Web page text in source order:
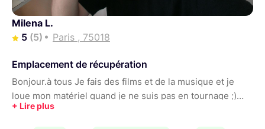
Milena L.
5 (5) Paris , 75018
Emplacement de récupération
Bonjour.à tous Je fais des films et de la musique et je
loue mon matériel quand je ne suis pas en tournage ;)
Tout le matériel date de 2023 donc est en parfait état.